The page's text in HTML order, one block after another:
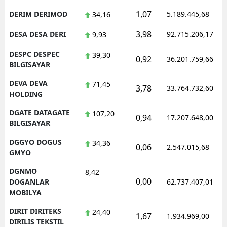
DERIM DERIMOD 34,16 1,07 5.189.445,68
DESA DESA DERI 9,93 3,98 92.715.206,17
DESPC DESPEC
BILGISAYAR
39,30 0,92 36.201.759,66
DEVA DEVA
HOLDING
71,45 3,78 33.764.732,60
DGATE DATAGATE
BILGISAYAR
107,20 0,94 17.207.648,00
DGGYO DOGUS
GMYO
34,36 0,06 2.547.015,68
DGNMO
DOGANLAR
MOBILYA
8,42
0,00 62.737.407,01
DIRIT DIRITEKS
DIRILIS TEKSTIL
24,40 1,67 1.934.969,00